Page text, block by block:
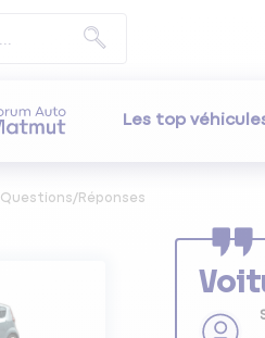
Les top
Questions/Réponses